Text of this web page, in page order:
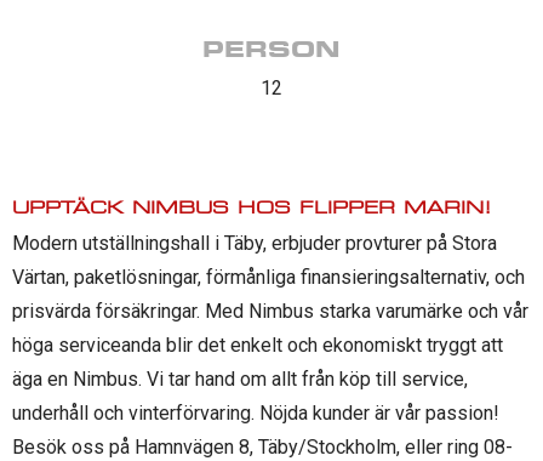
PERSON
12
UPPTÄCK NIMBUS HOS FLIPPER MARIN!
Modern utställningshall i Täby, erbjuder provturer på Stora
Värtan, paketlösningar, förmånliga finansieringsalternativ, och
prisvärda försäkringar. Med Nimbus starka varumärke och vår
höga serviceanda blir det enkelt och ekonomiskt tryggt att
äga en Nimbus. Vi tar hand om allt från köp till service,
underhåll och vinterförvaring. Nöjda kunder är vår passion!
Besök oss på Hamnvägen 8, Täby/Stockholm, eller ring 08-